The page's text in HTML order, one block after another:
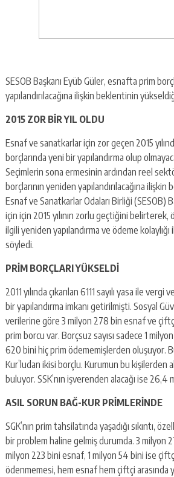
SESOB Başkanı Eyüb Güler, esnafta prim
yapılandırılacağına ilişkin beklentinin
2015 ZOR BİR YIL OLDU
Esnaf ve sanatkarlar için zor geçen 2015
borçlarında yeni bir yapılandırma olup
Seçimlerin sona ermesinin ardından reel
borçlarının yeniden yapılandırılacağına
Esnaf ve Sanatkarlar Odaları Birliği (SESOB)
için için 2015 yılının zorlu geçtiğini belirterek,
ilgili yeniden yapılandırma ve ödeme
söyledi.
PRİM BORÇLARI YÜKSELDİ
2011 yılında çıkarılan 6111 sayılı yasa ile vergi
bir yapılandırma imkanı getirilmişti. Sosyal
verilerine göre 3 milyon 278 bin esnaf ve
prim borcu var. Borçsuz sayısı sadece 1
620 bini hiç prim ödememişlerden oluşuyor.
Kur’ludan ikisi borçlu. Kurumun bu kişilerden
buluyor. SSK’nın işverenden alacağı ise 26,4
ASIL SORUN BAĞ-KUR PRİMLERİNDE
SGK’nın prim tahsilatında yaşadığı sıkıntı,
bir problem haline gelmiş durumda. 3 milyon
milyon 223 bini esnaf, 1 milyon 54 bini ise
ödenmemesi, hem esnaf hem çiftçi arasında